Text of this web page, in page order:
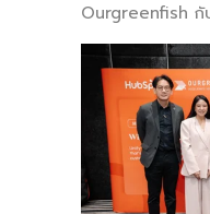
Ourgreenfish